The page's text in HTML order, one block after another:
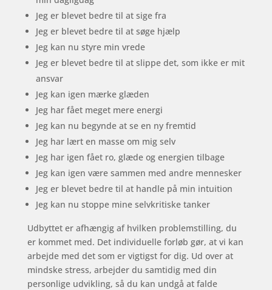
Jeg er blevet bedre til at sige fra
Jeg er blevet bedre til at søge hjælp
Jeg kan nu styre min vrede
Jeg er blevet bedre til at slippe det, som ikke er mit
ansvar
Jeg kan igen mærke glæden
Jeg har fået meget mere energi
Jeg kan nu begynde at se en ny fremtid
Jeg har lært en masse om mig selv
Jeg har igen fået ro, glæde og energien tilbage
Jeg kan igen være sammen med andre mennesker
Jeg er blevet bedre til at handle på min intuition
Jeg kan nu stoppe mine selvkritiske tanker
Udbyttet er afhængig af hvilken problemstilling, du
er kommet med. Det individuelle forløb gør, at vi kan
arbejde med det som er vigtigst for dig. Ud over at
mindske stress, arbejder du samtidig med din
personlige udvikling, så du kan undgå at falde